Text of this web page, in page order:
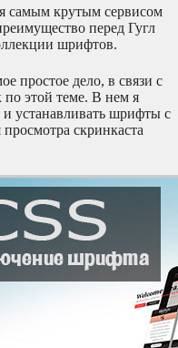
самым крутым сервисом
перед Гугл
шрифтов.
простое дело, в связи с
по этой теме. В нем я
и устанавливать шрифты с
скринкаста